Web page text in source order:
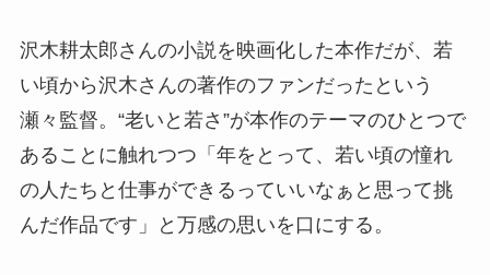
沢木耕太郎さんの小説を映画化した本作だが、若
い頃から沢木さんの著作のファンだったという
瀬々監督。“老いと若さ”が本作のテーマのひとつで
あることに触れつつ「年をとって、若い頃の憧れ
の人たちと仕事ができるっていいなぁと思って挑
んだ作品です」と万感の思いを口にする。